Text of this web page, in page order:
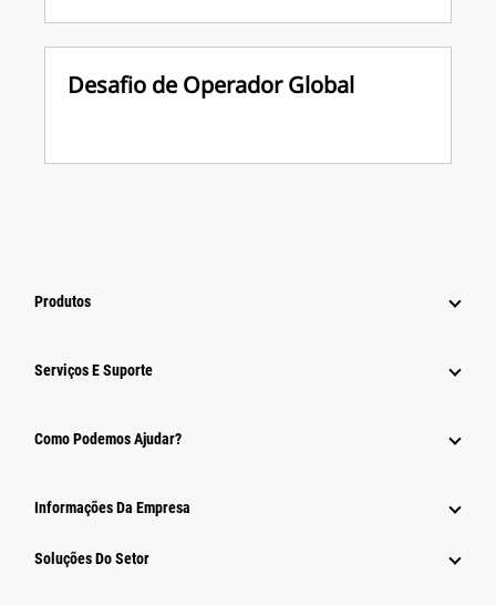
Desafio de Operador Global
Produtos
Serviços E Suporte
Como Podemos Ajudar?
Informações Da Empresa
Soluções Do Setor